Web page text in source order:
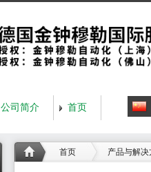
公司简介 首页
首页 产品与解决